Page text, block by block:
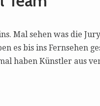
Mal sehen was die
es bis ins Fernsehen
haben Künstler aus